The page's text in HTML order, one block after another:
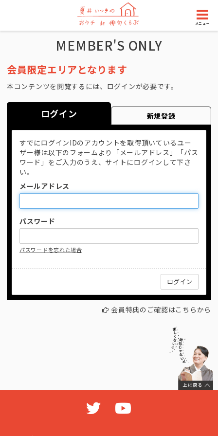
メニュー
MEMBER'S ONLY
会員限定エリアとなります
本コンテンツを閲覧するには、ログインが必要です。
ログイン 新規登録
すでにログインIDのアカウントを取得頂いているユー
ザー様は以下のフォームより「メールアドレス」「パス
ワード」をご入力のうえ、サイトにログインして下さ
い。
メールアドレス
パスワード
パスワードを忘れた場合
会員特典のご確認はこちらから